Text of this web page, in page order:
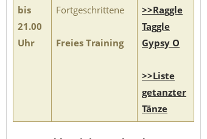
bis
21.00
Uhr
Fortgeschrittene
Freies Training
>>Raggle
Taggle
Gypsy O
>>Liste
getanzter
Tänze